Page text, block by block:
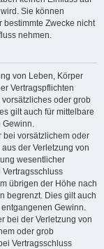
Sie können
bestimmte Zwecke nicht
nehmen.
von Leben, Körper
Vertragspflichten
oder grob
gilt auch für mittelbare
bei vorsätzlichem oder
der Verletzung von
wesentlicher
übrigen der Höhe nach
begrenzt. Dies gilt auch
Gewinn.
bei der Verletzung von
oder grob
Vertragsschluss